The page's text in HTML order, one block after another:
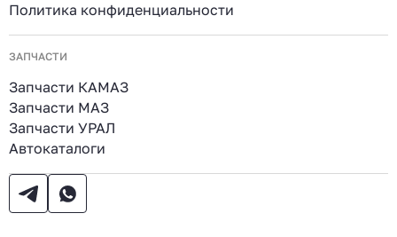
Политика конфиденциальности
ЗАПЧАСТИ
Запчасти КАМАЗ
Запчасти МАЗ
Запчасти УРАЛ
Автокаталоги